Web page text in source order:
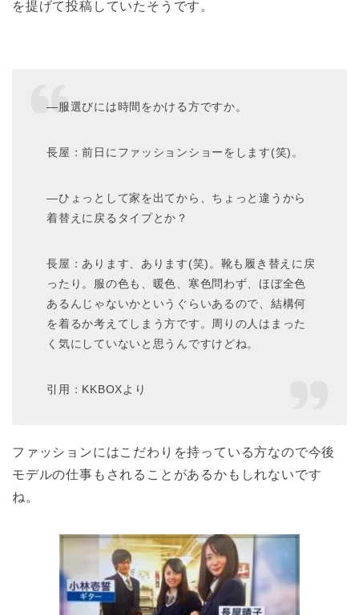
を提げて投稿していたそうです。
—服選びには時間をかける方ですか。
長屋：前日にファッションショーをします(笑)。
—ひょっとして家を出てから、ちょっと違うから
着替えに戻るタイプとか？
長屋：あります、あります(笑)。靴も履き替えに戻
ったり。服の色も、暖色、寒色問わず、ほぼ全色
あるんじゃないかというぐらいあるので、結構何
を着るか考えてしまう方です。周りの人はまった
く気にしていないと思うんですけどね。
引用：KKBOXより
ファッションにはこだわりを持っている方なので今後
モデルの仕事もされることがあるかもしれないです
ね。